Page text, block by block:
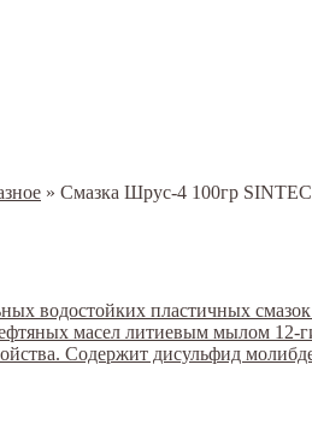
» Смазка Шрус-4 100гр SINTEC